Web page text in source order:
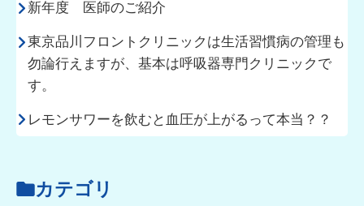
新年度 医師のご紹介
東京品川フロントクリニックは生活習慣病の管理も
勿論行えますが、基本は呼吸器専門クリニックで
す。
レモンサワーを飲むと血圧が上がるって本当？？
カテゴリ